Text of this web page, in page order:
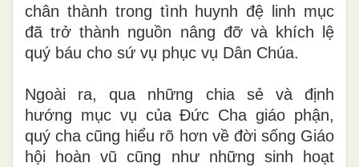
chân thành trong tình huynh đệ linh mục
đã trở thành nguồn nâng đỡ và khích lệ
quý báu cho sứ vụ phục vụ Dân Chúa.
Ngoài ra, qua những chia sẻ và định
hướng mục vụ của Đức Cha giáo phận,
quý cha cũng hiểu rõ hơn về đời sống Giáo
hội hoàn vũ cũng như những sinh hoạt